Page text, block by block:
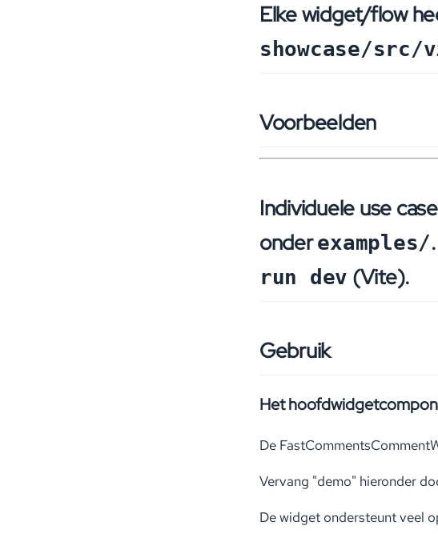
Elke widget/flow
showcase/src/
Voorbeelden
Individuele use
onderexamples/
run dev (Vite).
Gebruik
Het
De
Vervang "demo" hieronder
De widget ondersteunt veel